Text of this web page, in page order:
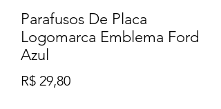
Parafusos De Placa
Logomarca Emblema Ford
Azul
R$ 29,80Preço